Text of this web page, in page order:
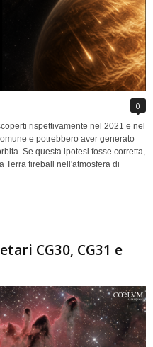
0
rispettivamente nel 2021 e nel
e potrebbero aver generato
Se questa ipotesi fosse corretta,
Terra fireball nell'atmosfera di
CG30, CG31 e